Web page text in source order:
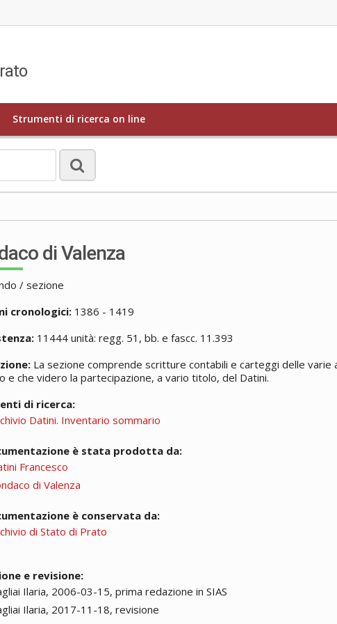
Strumenti di ricerca on line
di Valenza
/ sezione
cronologici: 1386 - 1419
11444 unità: regg. 51, bb. e fascc. 11.393
La sezione comprende scritture contabili e carteggi delle varie
e che videro la partecipazione, a vario titolo, del Datini.
di ricerca:
Datini. Inventario sommario
è stata prodotta da:
Francesco
di Valenza
è conservata da:
di Stato di Prato
e revisione:
Ilaria, 2006-03-15, prima redazione in SIAS
Ilaria, 2017-11-18, revisione